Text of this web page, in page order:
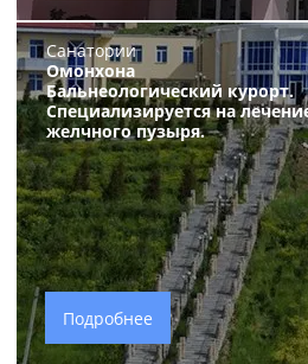
Санатории
Омонхона
Бальнеологический курорт.
Специализируется на
желчного пузыря.
Подробнее